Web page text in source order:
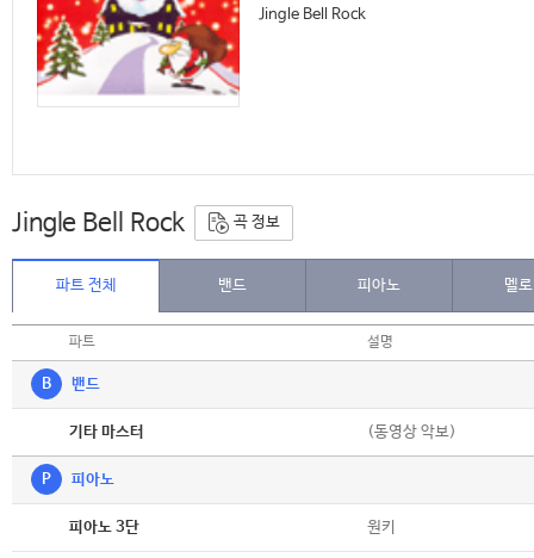
Jingle Bell Rock
Jingle Bell Rock 곡 정보
파트 전체 밴드 피아노 멜
파트 설명
B 밴드
기타 마스터 (동영상 악보)
P 피아노
피아노 3단 원키